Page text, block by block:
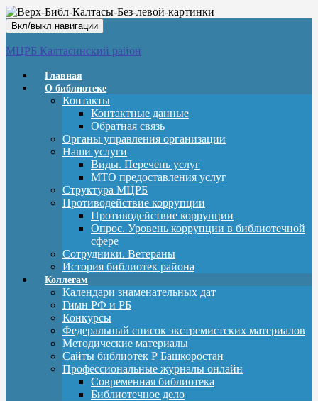
Вкл/выкл навигации
МЦРБ Калтасинский район
Главная
О библиотеке
Контакты
Контактные данные
Обратная связь
Органы управления организации
Наши услуги
Виды. Перечень услуг
МТО предоставления услуг
Структура МЦРБ
Противодействие коррупции
Противодействие коррупции
Опрос. Уровень коррупции в библиотечной
сфере
Сотрудники. Ветераны
История библиотек района
Коллегам
Календари знаменательных дат
Гимн РФ и РБ
Конкурсы
Федеральный список экстремистских материалов
Методические материалы
Сайты библиотек Р Башкоростан
Профессиональные журналы онлайн
Современная библиотека
Библиотечное дело